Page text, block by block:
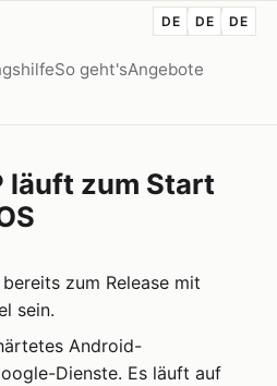
DE DE DE
So geht'sAngebote
läuft zum Start
zum Release mit
sein.
Android-
Dienste. Es läuft auf